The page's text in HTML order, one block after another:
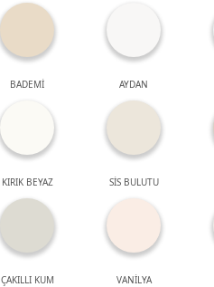
BADEMİ AYDAN
KIRIK BEYAZ SİS BULUTU
ÇAKILLI KUM VANİLYA